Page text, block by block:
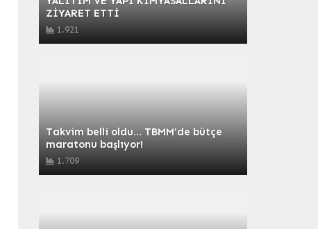
ZİYARET ETTİ
1.921
Takvim belli oldu… TBMM’de bütçe
maratonu başlıyor!
1.709